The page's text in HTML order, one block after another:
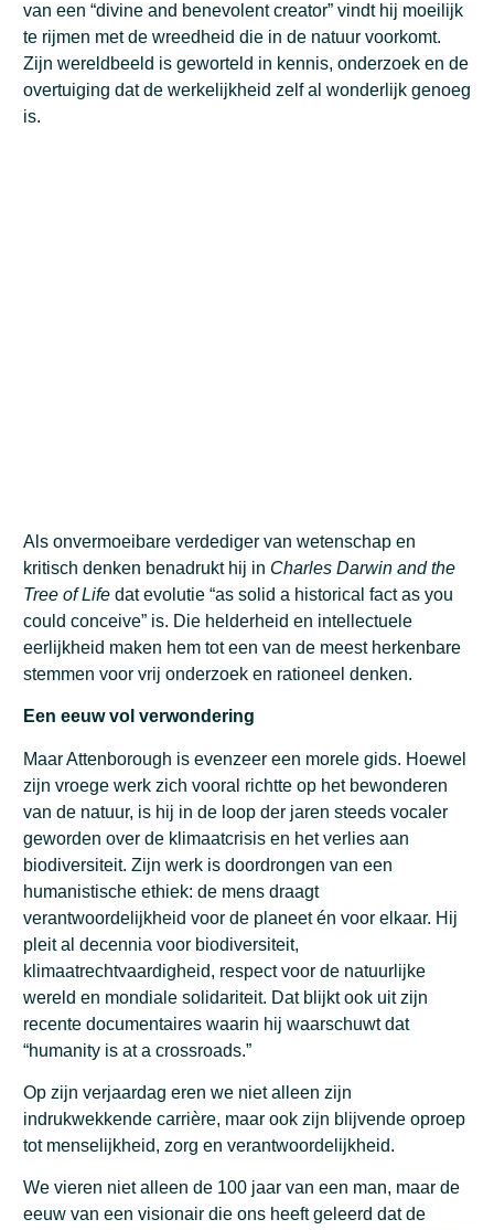
van een “divine and benevolent creator” vindt hij moeilijk
te rijmen met de wreedheid die in de natuur voorkomt.
Zijn wereldbeeld is geworteld in kennis, onderzoek en de
overtuiging dat de werkelijkheid zelf al wonderlijk genoeg
is.
Als onvermoeibare verdediger van wetenschap en
kritisch denken benadrukt hij in Charles Darwin and the
Tree of Life dat evolutie “as solid a historical fact as you
could conceive” is. Die helderheid en intellectuele
eerlijkheid maken hem tot een van de meest herkenbare
stemmen voor vrij onderzoek en rationeel denken.
Een eeuw vol verwondering
Maar Attenborough is evenzeer een morele gids. Hoewel
zijn vroege werk zich vooral richtte op het bewonderen
van de natuur, is hij in de loop der jaren steeds vocaler
geworden over de klimaatcrisis en het verlies aan
biodiversiteit. Zijn werk is doordrongen van een
humanistische ethiek: de mens draagt
verantwoordelijkheid voor de planeet én voor elkaar. Hij
pleit al decennia voor biodiversiteit,
klimaatrechtvaardigheid, respect voor de natuurlijke
wereld en mondiale solidariteit. Dat blijkt ook uit zijn
recente documentaires waarin hij waarschuwt dat
“humanity is at a crossroads.”
Op zijn verjaardag eren we niet alleen zijn
indrukwekkende carrière, maar ook zijn blijvende oproep
tot menselijkheid, zorg en verantwoordelijkheid.
We vieren niet alleen de 100 jaar van een man, maar de
eeuw van een visionair die ons heeft geleerd dat de